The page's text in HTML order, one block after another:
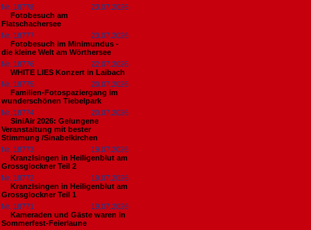
Nr. 18778
23.07.2026
Fotobesuch am
Flatschachersee
Nr. 18777
23.07.2026
Fotobesuch im Minimundus -
die kleine Welt am Wörthersee
Nr. 18776
22.07.2026
WHITE LIES Konzert in Laibach
Nr. 18775
20.07.2026
Familien-Fotospaziergang im
wunderschönen Tiebelpark
Nr. 18774
20.07.2026
SiniAir 2026: Gelungene
Veranstaltung mit bester
Stimmung /Sinabelkirchen
Nr. 18773
19.07.2026
Kranzlsingen in Heiligenblut am
Grossglockner Teil 2
Nr. 18772
19.07.2026
Kranzlsingen in Heiligenblut am
Grossglockner Teil 1
Nr. 18771
19.07.2026
Kameraden und Gäste waren in
Sommerfest-Feierlaune